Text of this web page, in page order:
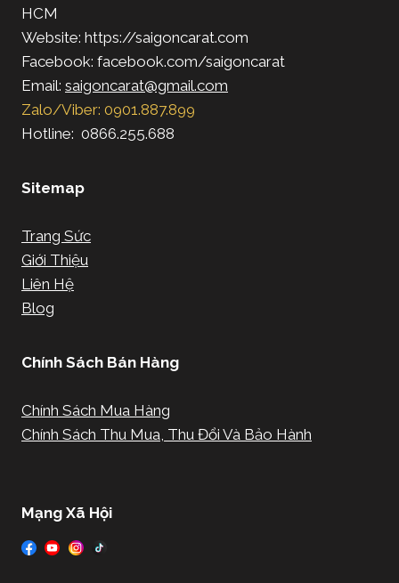
HCM
Website: https://saigoncarat.com
Facebook: facebook.com/saigoncarat
Email: saigoncarat@gmail.com
Zalo/Viber: 0901.887.899
Hotline: 0866.255.688
Sitemap
Trang Sức
Giới Thiệu
Liên Hệ
Blog
Chính Sách Bán Hàng
Chính Sách Mua Hàng
Chính Sách Thu Mua, Thu Đổi Và Bảo Hành
Mạng Xã Hội